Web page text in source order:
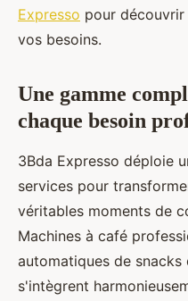
Expresso pour
vos besoins.
Une gamme
chaque besoin
3Bda Expresso déploie
services pour
véritables moments de
Machines à café
automatiques de snacks
s'intègrent